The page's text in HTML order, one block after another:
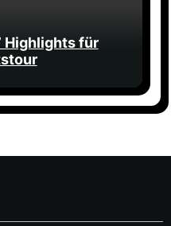
Highlights für